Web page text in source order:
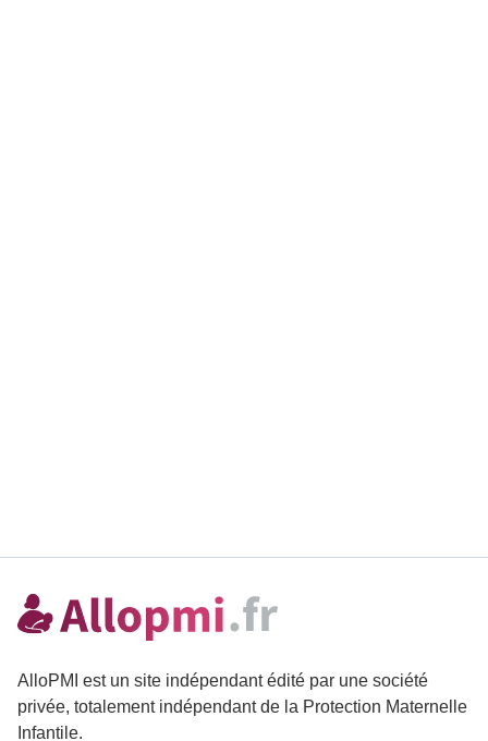
AlloPMI est un site indépendant édité par une société
privée, totalement indépendant de la Protection Maternelle
Infantile.